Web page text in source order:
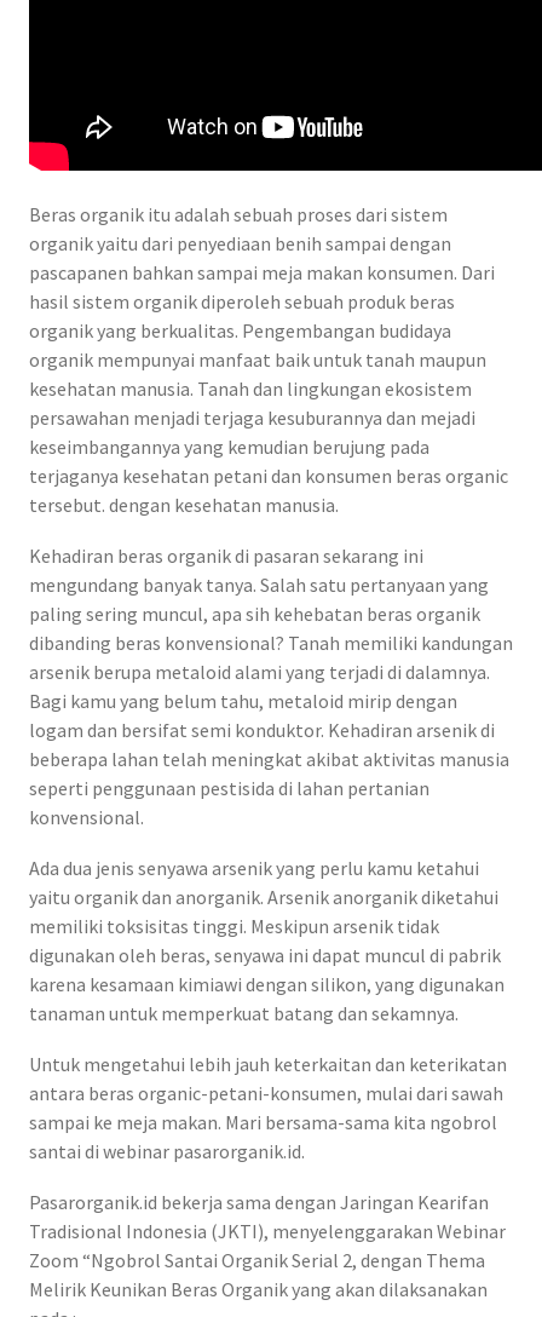
Beras organik itu adalah sebuah proses dari sistem
organik yaitu dari penyediaan benih sampai dengan
pascapanen bahkan sampai meja makan konsumen. Dari
hasil sistem organik diperoleh sebuah produk beras
organik yang berkualitas. Pengembangan budidaya
organik mempunyai manfaat baik untuk tanah maupun
kesehatan manusia. Tanah dan lingkungan ekosistem
persawahan menjadi terjaga kesuburannya dan mejadi
keseimbangannya yang kemudian berujung pada
terjaganya kesehatan petani dan konsumen beras organic
tersebut. dengan kesehatan manusia.
Kehadiran beras organik di pasaran sekarang ini
mengundang banyak tanya. Salah satu pertanyaan yang
paling sering muncul, apa sih kehebatan beras organik
dibanding beras konvensional? Tanah memiliki kandungan
arsenik berupa metaloid alami yang terjadi di dalamnya.
Bagi kamu yang belum tahu, metaloid mirip dengan
logam dan bersifat semi konduktor. Kehadiran arsenik di
beberapa lahan telah meningkat akibat aktivitas manusia
seperti penggunaan pestisida di lahan pertanian
konvensional.
Ada dua jenis senyawa arsenik yang perlu kamu ketahui
yaitu organik dan anorganik. Arsenik anorganik diketahui
memiliki toksisitas tinggi. Meskipun arsenik tidak
digunakan oleh beras, senyawa ini dapat muncul di pabrik
karena kesamaan kimiawi dengan silikon, yang digunakan
tanaman untuk memperkuat batang dan sekamnya.
Untuk mengetahui lebih jauh keterkaitan dan keterikatan
antara beras organic-petani-konsumen, mulai dari sawah
sampai ke meja makan. Mari bersama-sama kita ngobrol
santai di webinar pasarorganik.id.
Pasarorganik.id bekerja sama dengan Jaringan Kearifan
Tradisional Indonesia (JKTI), menyelenggarakan Webinar
Zoom “Ngobrol Santai Organik Serial 2, dengan Thema
Melirik Keunikan Beras Organik yang akan dilaksanakan